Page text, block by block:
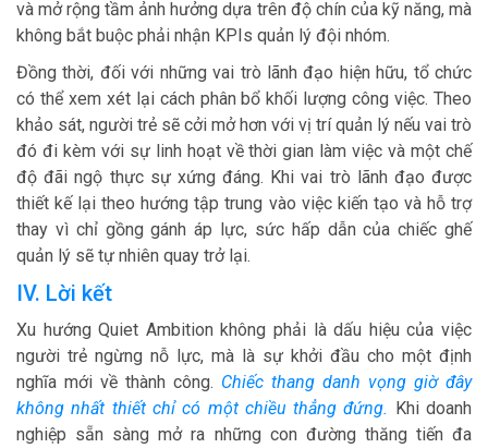
và mở rộng tầm ảnh hưởng dựa trên độ chín của kỹ năng, mà
không bắt buộc phải nhận KPIs quản lý đội nhóm.
Đồng thời, đối với những vai trò lãnh đạo hiện hữu, tổ chức
có thể xem xét lại cách phân bổ khối lượng công việc. Theo
khảo sát, người trẻ sẽ cởi mở hơn với vị trí quản lý nếu vai trò
đó đi kèm với sự linh hoạt về thời gian làm việc và một chế
độ đãi ngộ thực sự xứng đáng. Khi vai trò lãnh đạo được
thiết kế lại theo hướng tập trung vào việc kiến tạo và hỗ trợ
thay vì chỉ gồng gánh áp lực, sức hấp dẫn của chiếc ghế
quản lý sẽ tự nhiên quay trở lại.
IV. Lời kết
Xu hướng Quiet Ambition không phải là dấu hiệu của việc
người trẻ ngừng nỗ lực, mà là sự khởi đầu cho một định
nghĩa mới về thành công. Chiếc thang danh vọng giờ đây
không nhất thiết chỉ có một chiều thẳng đứng. Khi doanh
nghiệp sẵn sàng mở ra những con đường thăng tiến đa